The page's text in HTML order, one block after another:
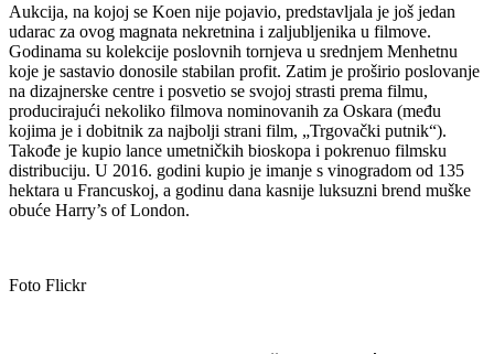
Aukcija, na kojoj se Koen nije pojavio, predstavljala je još jedan
udarac za ovog magnata nekretnina i zaljubljenika u filmove.
Godinama su kolekcije poslovnih tornjeva u srednjem Menhetnu
koje je sastavio donosile stabilan profit. Zatim je proširio poslovanje
na dizajnerske centre i posvetio se svojoj strasti prema filmu,
producirajući nekoliko filmova nominovanih za Oskara (među
kojima je i dobitnik za najbolji strani film, „Trgovački putnik“).
Takođe je kupio lance umetničkih bioskopa i pokrenuo filmsku
distribuciju. U 2016. godini kupio je imanje s vinogradom od 135
hektara u Francuskoj, a godinu dana kasnije luksuzni brend muške
obuće Harry’s of London.
Foto Flickr